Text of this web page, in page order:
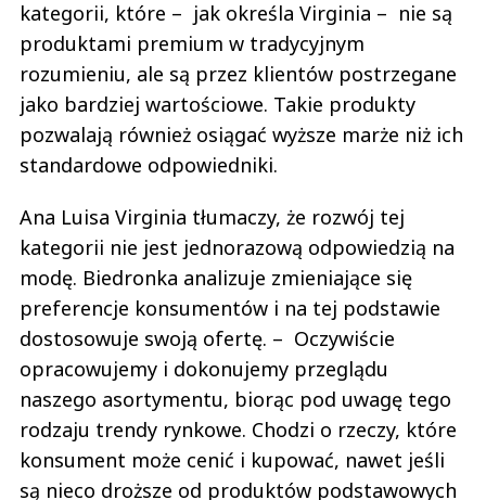
kategorii, które – jak określa Virginia – nie są
produktami premium w tradycyjnym
rozumieniu, ale są przez klientów postrzegane
jako bardziej wartościowe. Takie produkty
pozwalają również osiągać wyższe marże niż ich
standardowe odpowiedniki.
Ana Luisa Virginia tłumaczy, że rozwój tej
kategorii nie jest jednorazową odpowiedzią na
modę. Biedronka analizuje zmieniające się
preferencje konsumentów i na tej podstawie
dostosowuje swoją ofertę. – Oczywiście
opracowujemy i dokonujemy przeglądu
naszego asortymentu, biorąc pod uwagę tego
rodzaju trendy rynkowe. Chodzi o rzeczy, które
konsument może cenić i kupować, nawet jeśli
są nieco droższe od produktów podstawowych